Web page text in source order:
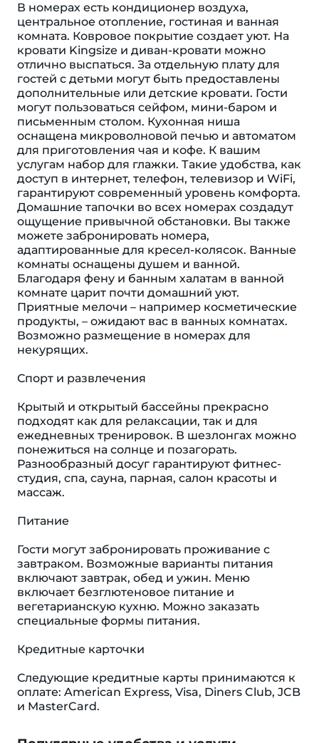
В номерах есть кондиционер воздуха,
центральное отопление, гостиная и ванная
комната. Ковровое покрытие создает уют. На
кровати Kingsize и диван-кровати можно
отлично выспаться. За отдельную плату для
гостей с детьми могут быть предоставлены
дополнительные или детские кровати. Гости
могут пользоваться сейфом, мини-баром и
письменным столом. Кухонная ниша
оснащена микроволновой печью и автоматом
для приготовления чая и кофе. К вашим
услугам набор для глажки. Такие удобства, как
доступ в интернет, телефон, телевизор и WiFi,
гарантируют современный уровень комфорта.
Домашние тапочки во всех номерах создадут
ощущение привычной обстановки. Вы также
можете забронировать номера,
адаптированные для кресел-колясок. Ванные
комнаты оснащены душем и ванной.
Благодаря фену и банным халатам в ванной
комнате царит почти домашний уют.
Приятные мелочи – например косметические
продукты, – ожидают вас в ванных комнатах.
Возможно размещение в номерах для
некурящих.
Спорт и развлечения
Крытый и открытый бассейны прекрасно
подходят как для релаксации, так и для
ежедневных тренировок. В шезлонгах можно
понежиться на солнце и позагорать.
Разнообразный досуг гарантируют фитнес-
студия, спа, сауна, парная, салон красоты и
массаж.
Питание
Гости могут забронировать проживание с
завтраком. Возможные варианты питания
включают завтрак, обед и ужин. Меню
включает безглютеновое питание и
вегетарианскую кухню. Можно заказать
специальные формы питания.
Кредитные карточки
Следующие кредитные карты принимаются к
оплате: American Express, Visa, Diners Club, JCB
и MasterCard.